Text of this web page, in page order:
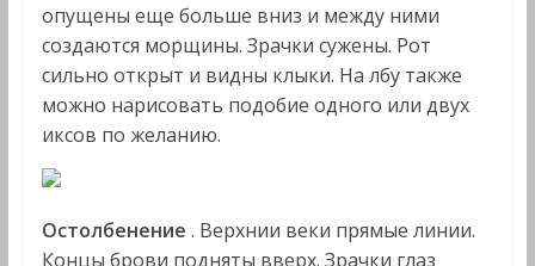
опущены еще больше вниз и между ними
создаются морщины. Зрачки сужены. Рот
сильно открыт и видны клыки. На лбу также
можно нарисовать подобие одного или двух
иксов по желанию.
Остолбенение . Верхнии веки прямые линии.
Концы брови подняты вверх. Зрачки глаз